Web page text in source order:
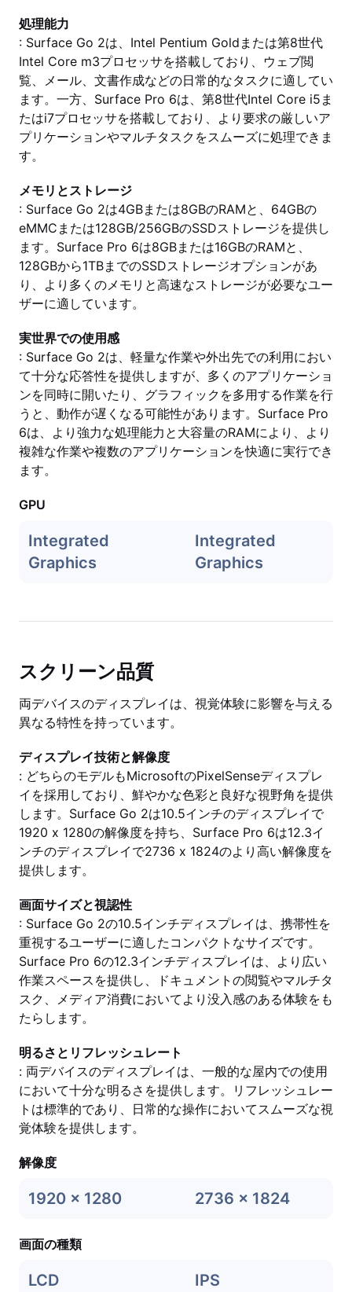
処理能力
: Surface Go 2は、Intel Pentium Goldまたは第8世代
Intel Core m3プロセッサを搭載しており、ウェブ閲
覧、メール、文書作成などの日常的なタスクに適してい
ます。一方、Surface Pro 6は、第8世代Intel Core i5ま
たはi7プロセッサを搭載しており、より要求の厳しいア
プリケーションやマルチタスクをスムーズに処理できま
す。
メモリとストレージ
: Surface Go 2は4GBまたは8GBのRAMと、64GBの
eMMCまたは128GB/256GBのSSDストレージを提供し
ます。Surface Pro 6は8GBまたは16GBのRAMと、
128GBから1TBまでのSSDストレージオプションがあ
り、より多くのメモリと高速なストレージが必要なユー
ザーに適しています。
実世界での使用感
: Surface Go 2は、軽量な作業や外出先での利用におい
て十分な応答性を提供しますが、多くのアプリケーショ
ンを同時に開いたり、グラフィックを多用する作業を行
うと、動作が遅くなる可能性があります。Surface Pro
6は、より強力な処理能力と大容量のRAMにより、より
複雑な作業や複数のアプリケーションを快適に実行でき
ます。
GPU
Integrated
Graphics
Integrated
Graphics
スクリーン品質
両デバイスのディスプレイは、視覚体験に影響を与える
異なる特性を持っています。
ディスプレイ技術と解像度
: どちらのモデルもMicrosoftのPixelSenseディスプレ
イを採用しており、鮮やかな色彩と良好な視野角を提供
します。Surface Go 2は10.5インチのディスプレイで
1920 x 1280の解像度を持ち、Surface Pro 6は12.3イ
ンチのディスプレイで2736 x 1824のより高い解像度を
提供します。
画面サイズと視認性
: Surface Go 2の10.5インチディスプレイは、携帯性を
重視するユーザーに適したコンパクトなサイズです。
Surface Pro 6の12.3インチディスプレイは、より広い
作業スペースを提供し、ドキュメントの閲覧やマルチタ
スク、メディア消費においてより没入感のある体験をも
たらします。
明るさとリフレッシュレート
: 両デバイスのディスプレイは、一般的な屋内での使用
において十分な明るさを提供します。リフレッシュレー
トは標準的であり、日常的な操作においてスムーズな視
覚体験を提供します。
解像度
1920 x 1280 2736 x 1824
画面の種類
LCD IPS